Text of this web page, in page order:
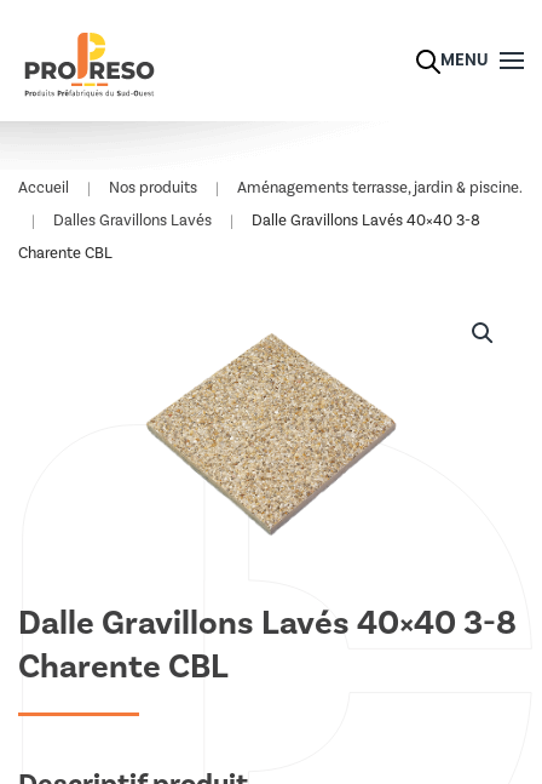
Skip to main content MENU
Accueil Nos produits
Aménagements terrasse, jardin & piscine.
Dalles Gravillons Lavés
Dalle Gravillons Lavés 40×40 3-8
Charente CBL
Dalle Gravillons Lavés 40×40 3-8
Charente CBL